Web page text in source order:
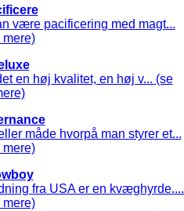
være pacificering med magt...
mere)
en høj kvalitet, en høj v... (se
måde hvorpå man styrer et...
mere)
fra USA er en kvæghyrde....
mere)